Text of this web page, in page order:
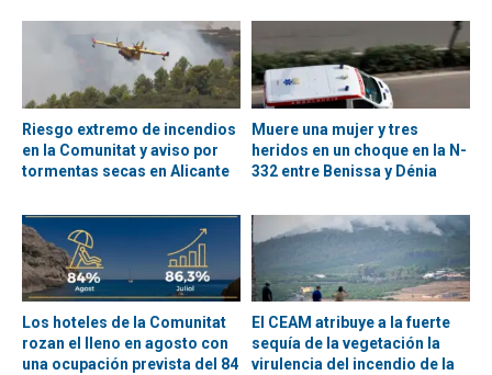
Riesgo extremo de incendios
en la Comunitat y aviso por
tormentas secas en Alicante
Muere una mujer y tres
heridos en un choque en la N-
332 entre Benissa y Dénia
Los hoteles de la Comunitat
rozan el lleno en agosto con
una ocupación prevista del 84
El CEAM atribuye a la fuerte
sequía de la vegetación la
virulencia del incendio de la